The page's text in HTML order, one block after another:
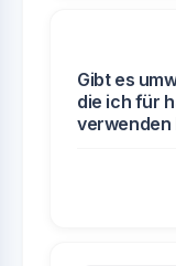
Gibt es
die ich für
verwenden